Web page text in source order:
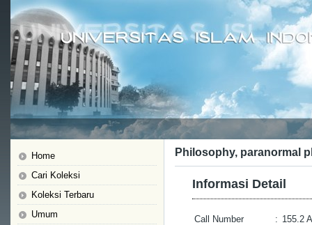
Home
Cari Koleksi
Koleksi Terbaru
Umum
Philosophy, paranormal
Informasi Detail
Call Number : 155.2